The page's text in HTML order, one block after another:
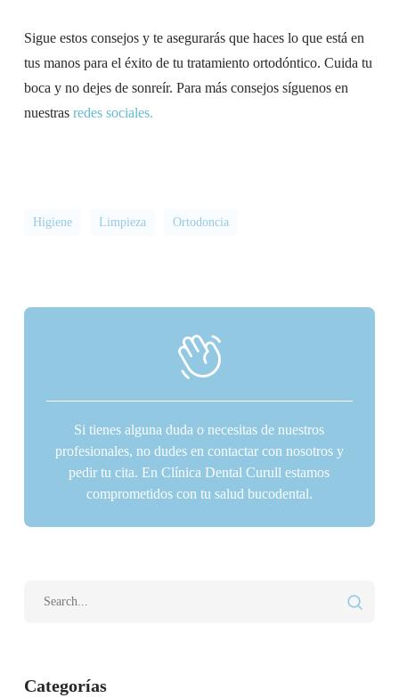
Categorías
Sigue estos consejos y te asegurarás que haces lo que está en
tus manos para el éxito de tu tratamiento ortodóntico. Cuida tu
boca y no dejes de sonreír. Para más consejos síguenos en
nuestras redes sociales.
Higiene Limpieza Ortodoncia
Si tienes alguna duda o necesitas de nuestros
profesionales, no dudes en contactar con nosotros y
pedir tu cita. En Clínica Dental Curull estamos
comprometidos con tu salud bucodental.